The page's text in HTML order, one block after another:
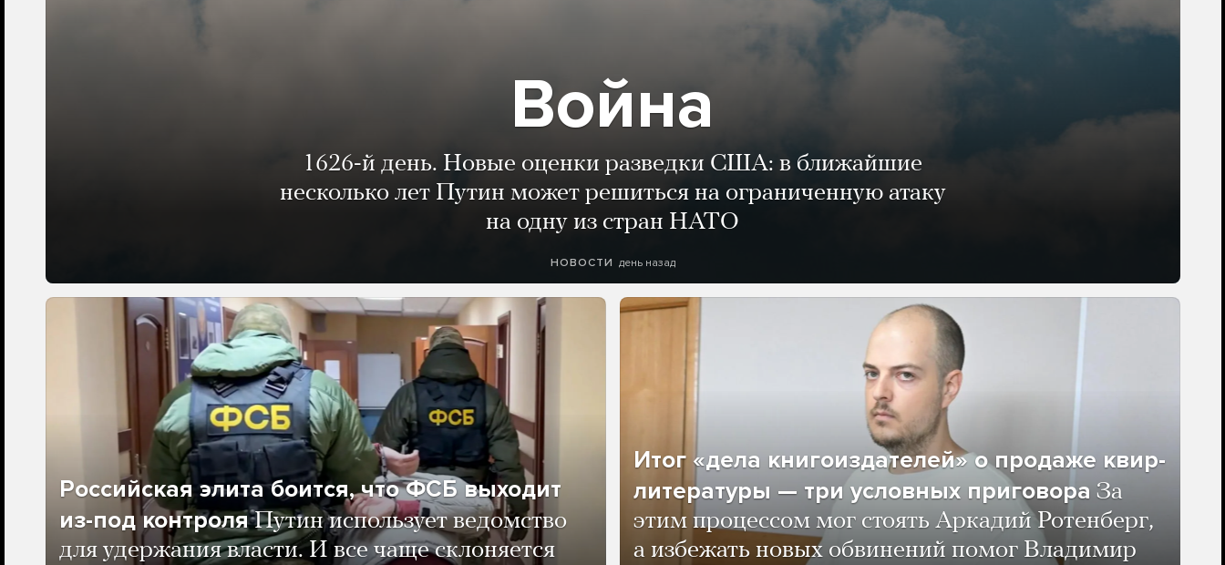
Война
1626-й день. Новые оценки разведки США: в ближайшие
несколько лет Путин может решиться на ограниченную атаку
на одну из стран НАТО
НОВОСТИ день назад
Российская элита боится, что ФСБ выходит
из-под контроля Путин использует ведомство
для удержания власти. И все чаще склоняется
Итог «дела книгоиздателей» о продаже квир-
литературы — три условных приговора За
этим процессом мог стоять Аркадий Ротенберг,
а избежать новых обвинений помог Владимир